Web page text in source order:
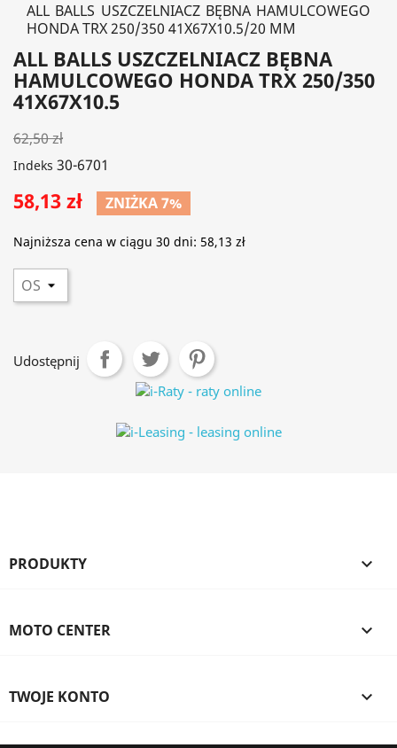
ALL BALLS USZCZELNIACZ BĘBNA HAMULCOWEGO
HONDA TRX 250/350 41X67X10.5/20 MM
ALL BALLS USZCZELNIACZ BĘBNA
HAMULCOWEGO HONDA TRX 250/350
41X67X10.5
62,50 zł
Indeks 30-6701
58,13 zł ZNIŻKA 7%
Najniższa cena w ciągu 30 dni: 58,13 zł
Udostępnij
PRODUKTY 
MOTO CENTER 
TWOJE KONTO 